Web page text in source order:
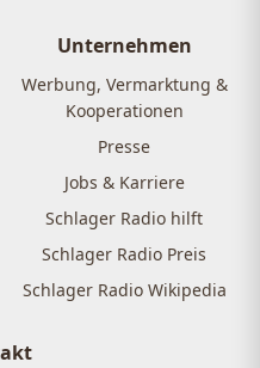
Unternehmen
Werbung, Vermarktung &
Kooperationen
Presse
Jobs & Karriere
Schlager Radio hilft
Schlager Radio Preis
Schlager Radio Wikipedia